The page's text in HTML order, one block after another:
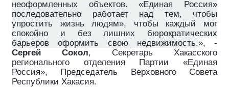
неоформленных объектов. «Единая Россия»
последовательно работает над тем, чтобы
упростить жизнь людям», чтобы каждый мог
спокойно и без лишних бюрократических
барьеров оформить свою недвижимость.», ­-
Сергей Сокол, Секретарь Хакасского
регионального отделения Партии «Единая
Россия», Председатель Верховного Совета
Республики Хакасия.